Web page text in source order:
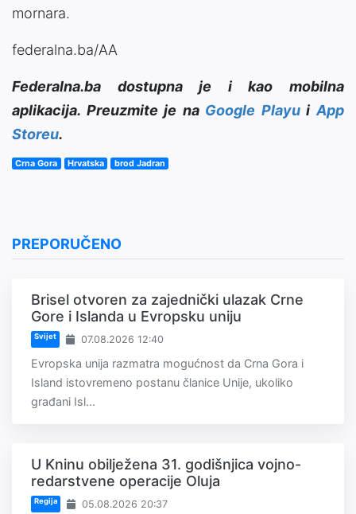
mornara.
federalna.ba/AA
Federalna.ba dostupna je i kao mobilna
aplikacija. Preuzmite je na Google PlayuiApp
Storeu.
Crna Gora Hrvatska brod Jadran
PREPORUČENO
Brisel otvoren za zajednički ulazak Crne
Gore i Islanda u Evropsku uniju
Svijet 07.08.2026 12:40
Evropska unija razmatra mogućnost da Crna Gora i
Island istovremeno postanu članice Unije, ukoliko
građani Isl...
U Kninu obilježena 31. godišnjica vojno-
redarstvene operacije Oluja
Regija 05.08.2026 20:37